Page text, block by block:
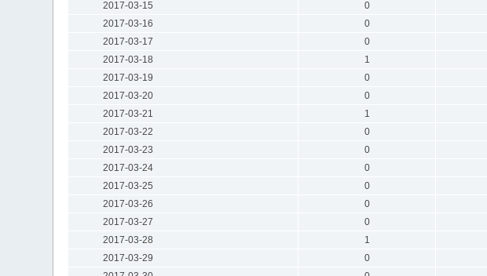
2017-03-15
0
2017-03-16
0
2017-03-17
0
2017-03-18
1
2017-03-19
0
2017-03-20
0
2017-03-21
1
2017-03-22
0
2017-03-23
0
2017-03-24
0
2017-03-25
0
2017-03-26
0
2017-03-27
0
2017-03-28
1
2017-03-29
0